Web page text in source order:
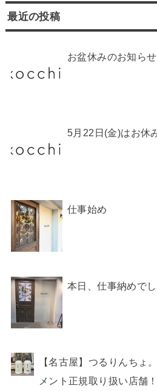
最近の投稿
お盆休みのお知らせ
5月22日(金)はお休
仕事始め
本日、仕事納めで
【名古屋】つるりんちょ
メント正規取り扱い店舗